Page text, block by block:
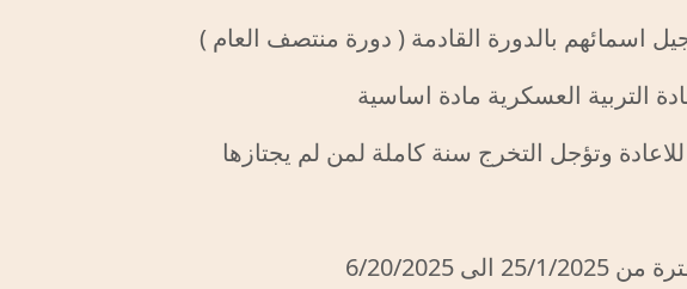
اسمائهم بالدورة القادمة ( دورة منتصف العام )
التربية العسكرية مادة اساسية
وتؤجل التخرج سنة كاملة لمن لم يجتازها
6/20/2025